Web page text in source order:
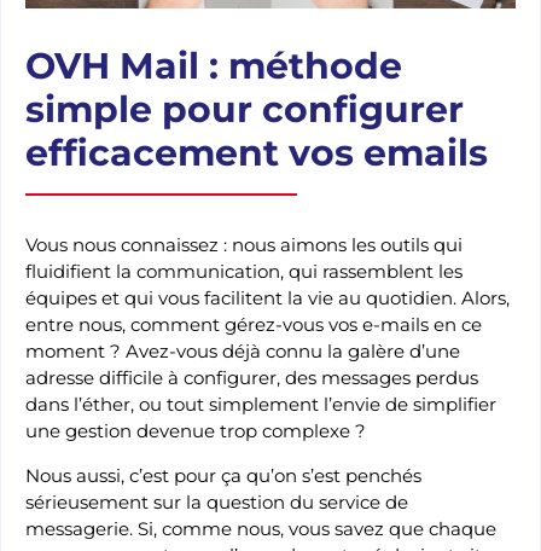
OVH Mail : méthode
simple pour configurer
efficacement vos emails
Vous nous connaissez : nous aimons les outils qui
fluidifient la communication, qui rassemblent les
équipes et qui vous facilitent la vie au quotidien. Alors,
entre nous, comment gérez-vous vos e-mails en ce
moment ? Avez-vous déjà connu la galère d’une
adresse difficile à configurer, des messages perdus
dans l’éther, ou tout simplement l’envie de simplifier
une gestion devenue trop complexe ?
Nous aussi, c’est pour ça qu’on s’est penchés
sérieusement sur la question du service de
messagerie. Si, comme nous, vous savez que chaque